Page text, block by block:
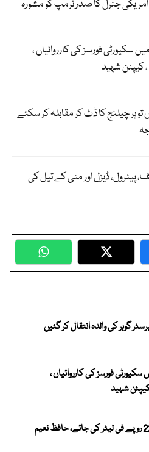
جنرل کا صدر ٹرمپ کو مشورہ
سکیورٹی فورسز کی کارروائیاں ،
ہر چیلنج کا ڈٹ کر مقابلہ کر سکتے
پیٹرول، ڈیزل اور مٹی کے تیل کی
WhatsApp Twitter
گوہر کی والدہ انتقال کر گئیں
سکیورٹی فورسز کی کارروائیاں ،
پیٹرول کی قیمت 228 روپے فی لیٹر کی جائے، حافظ نعیم